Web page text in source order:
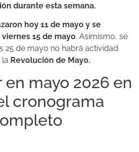
durante esta semana.
hoy 11 de mayo y se
15 de mayo. Asimismo, se
25 de mayo no habrá actividad
Revolución de Mayo.
en mayo 2026 en
cronograma